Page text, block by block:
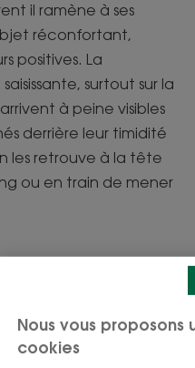
il ramène à ses
réconfortant,
positives. La
surtout sur la
à peine visibles
derrière leur timidité
les retrouve à la tête
ou en train de mener
Nous vous
cookies